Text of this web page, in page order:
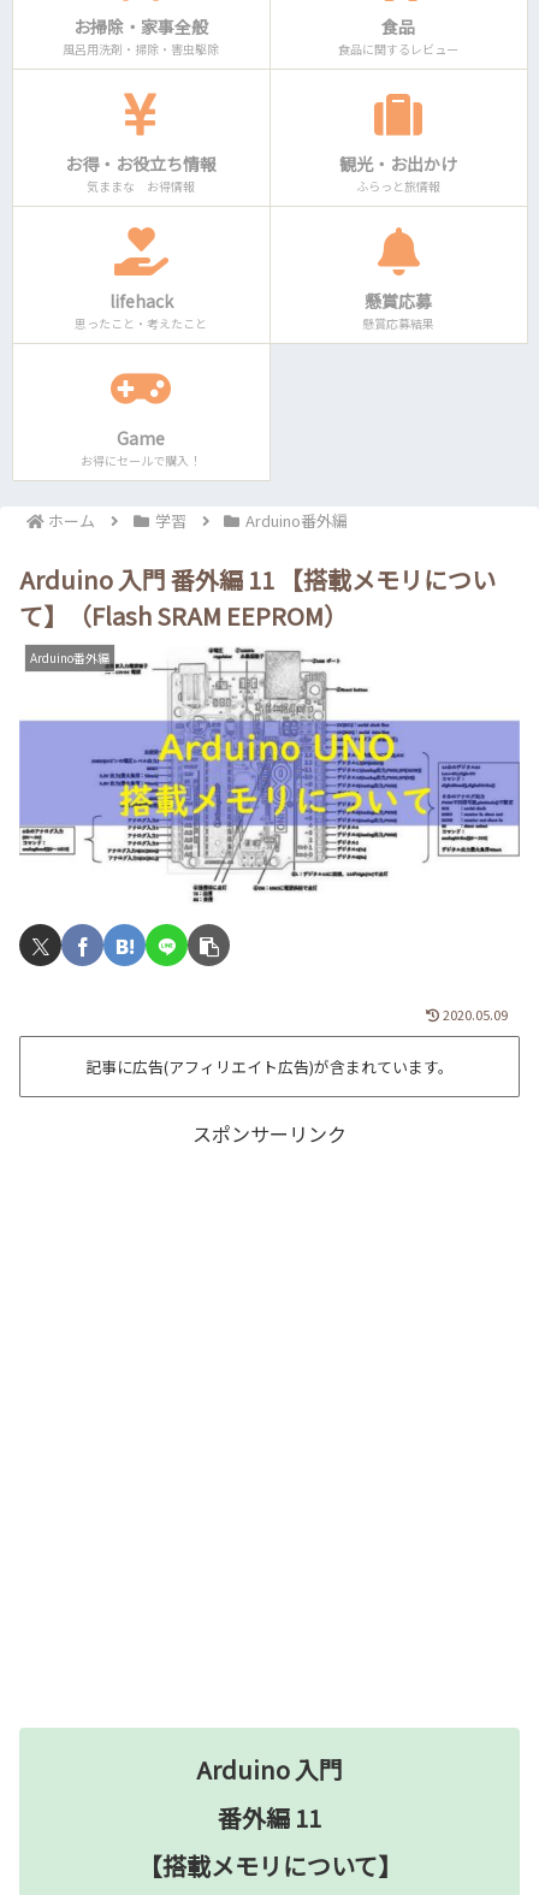
お掃除・家事全般
風呂用洗剤・掃除・害虫駆除
食品
食品に関するレビュー
お得・お役立ち情報
気ままな お得情報
観光・お出かけ
ふらっと旅情報
lifehack
思ったこと・考えたこと
懸賞応募
懸賞応募結果
Game
お得にセールで購入！
ホーム 学習 Arduino番外編
Arduino 入門 番外編 11 【搭載メモリについ
て】（Flash SRAM EEPROM）
Arduino番外編
2020.05.09
記事に広告(アフィリエイト広告)が含まれています。
スポンサーリンク
Arduino 入門
番外編 11
【搭載メモリについて】